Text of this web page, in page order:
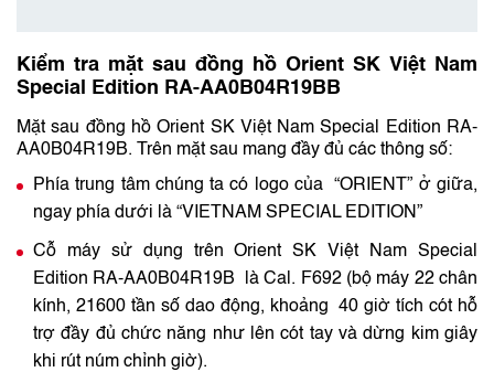
Kiểm tra mặt sau đồng hồ Orient SK Việt Nam
Special Edition RA-AA0B04R19BB
Mặt sau đồng hồ Orient SK Việt Nam Special Edition RA-
AA0B04R19B. Trên mặt sau mang đầy đủ các thông số:
Phía trung tâm chúng ta có logo của “ORIENT” ở giữa,
ngay phía dưới là “VIETNAM SPECIAL EDITION”
Cỗ máy sử dụng trên Orient SK Việt Nam Special
Edition RA-AA0B04R19B là Cal. F692 (bộ máy 22 chân
kính, 21600 tần số dao động, khoảng 40 giờ tích cót hỗ
trợ đầy đủ chức năng như lên cót tay và dừng kim giây
khi rút núm chỉnh giờ).